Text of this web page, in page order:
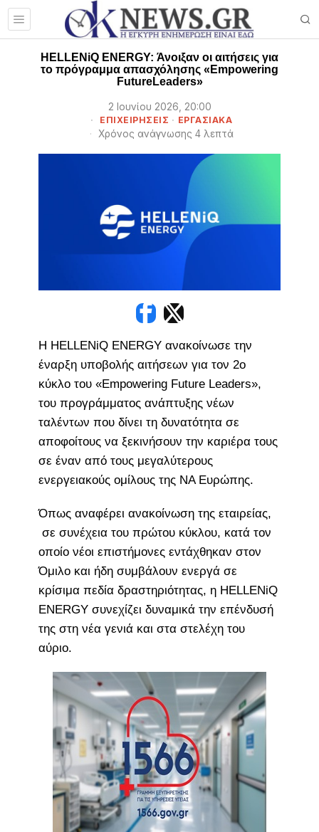
HELLENiQ ENERGY: Άνοιξαν οι αιτήσεις για
το πρόγραμμα απασχόλησης «Empowering
FutureLeaders»
2 Ιουνίου 2026, 20:00
ΕΠΙΧΕΙΡΉΣΕΙΣ · ΕΡΓΑΣΙΑΚΑ
Χρόνος ανάγνωσης 4 λεπτά
Η HELLENiQ ENERGY ανακοίνωσε την
έναρξη υποβολής αιτήσεων για τον 2ο
κύκλο του «Empowering Future Leaders»,
του προγράμματος ανάπτυξης νέων
ταλέντων που δίνει τη δυνατότητα σε
αποφοίτους να ξεκινήσουν την καριέρα τους
σε έναν από τους μεγαλύτερους
ενεργειακούς ομίλους της ΝΑ Ευρώπης.
Όπως αναφέρει ανακοίνωση της εταιρείας,
σε συνέχεια του πρώτου κύκλου, κατά τον
οποίο νέοι επιστήμονες εντάχθηκαν στον
Όμιλο και ήδη συμβάλουν ενεργά σε
κρίσιμα πεδία δραστηριότητας, η HELLENiQ
ENERGY συνεχίζει δυναμικά την επένδυσή
της στη νέα γενιά και στα στελέχη του
αύριο.